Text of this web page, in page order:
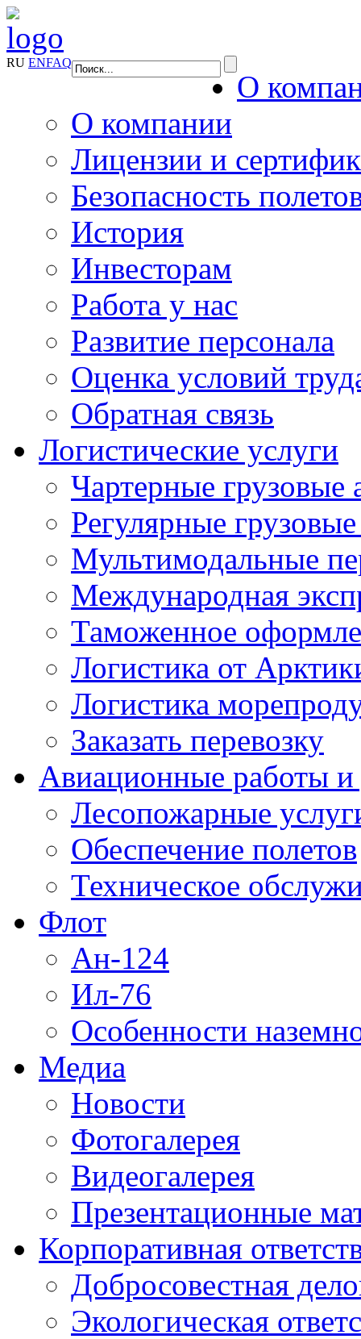
RU ENFAQ
О
О компании
Лицензии и
Безопасность
История
Инвесторам
Работа у нас
Развитие персонала
Оценка условий
Обратная связь
Логистические услуги
Чартерные грузовые
Регулярные
Мультимодальные
Международная
Таможенное
Логистика от
Логистика
Заказать перевозку
Авиационные работы и
Лесопожарные
Обеспечение полетов
Техническое
Флот
Ан-124
Ил-76
Особенности
Медиа
Новости
Фотогалерея
Видеогалерея
Презентационные
Корпоративная
Добросовестная
Экологическая